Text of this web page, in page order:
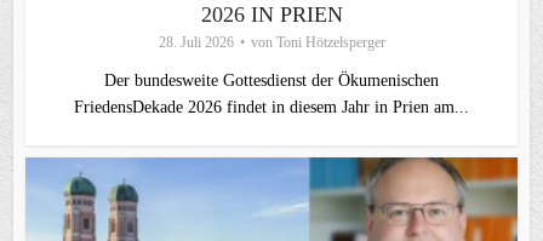
2026 IN PRIEN
28. Juli 2026 von Toni Hötzelsperger
Der bundesweite Gottesdienst der Ökumenischen
FriedensDekade 2026 findet in diesem Jahr in Prien am...